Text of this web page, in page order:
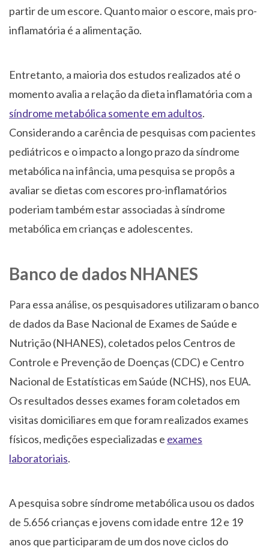
partir de um escore. Quanto maior o escore, mais pro-
inflamatória é a alimentação.
Entretanto, a maioria dos estudos realizados até o
momento avalia a relação da dieta inflamatória com a
síndrome metabólica somente em adultos.
Considerando a carência de pesquisas com pacientes
pediátricos e o impacto a longo prazo da síndrome
metabólica na infância, uma pesquisa se propôs a
avaliar se dietas com escores pro-inflamatórios
poderiam também estar associadas à síndrome
metabólica em crianças e adolescentes.
Banco de dados NHANES
Para essa análise, os pesquisadores utilizaram o banco
de dados da Base Nacional de Exames de Saúde e
Nutrição (NHANES), coletados pelos Centros de
Controle e Prevenção de Doenças (CDC) e Centro
Nacional de Estatísticas em Saúde (NCHS), nos EUA.
Os resultados desses exames foram coletados em
visitas domiciliares em que foram realizados exames
físicos, medições especializadas e exames
laboratoriais.
A pesquisa sobre síndrome metabólica usou os dados
de 5.656 crianças e jovens com idade entre 12 e 19
anos que participaram de um dos nove ciclos do